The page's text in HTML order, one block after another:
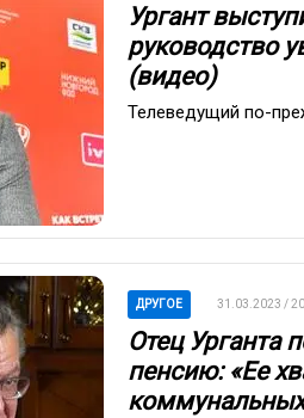
Ургант
руководство
(видео)
Телеведущий по-
ДРУГОЕ 31.03.2023 /
Отец Урганта
пенсию: «Ее
коммунальных